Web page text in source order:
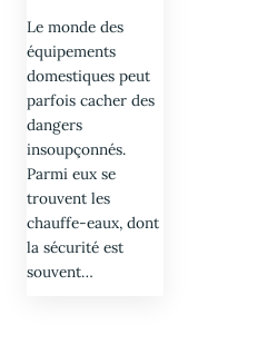
Le monde des
équipements
domestiques peut
parfois cacher des
dangers
insoupçonnés.
Parmi eux se
trouvent les
chauffe-eaux, dont
la sécurité est
souvent…